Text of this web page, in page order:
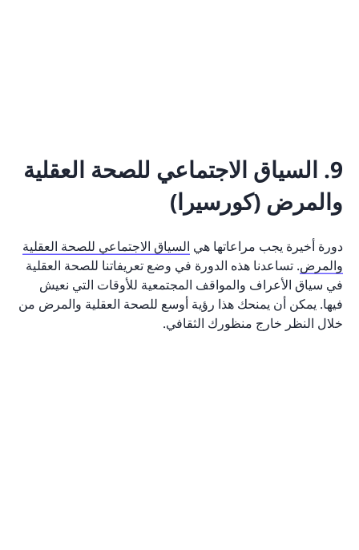
9. السياق الاجتماعي للصحة العقلية
والمرض (كورسيرا)
دورة أخيرة يجب مراعاتها هي السياق الاجتماعي للصحة العقلية
والمرض. تساعدنا هذه الدورة في وضع تعريفاتنا للصحة العقلية
في سياق الأعراف والمواقف المجتمعية للأوقات التي نعيش
فيها. يمكن أن يمنحك هذا رؤية أوسع للصحة العقلية والمرض من
خلال النظر خارج منظورك الثقافي.